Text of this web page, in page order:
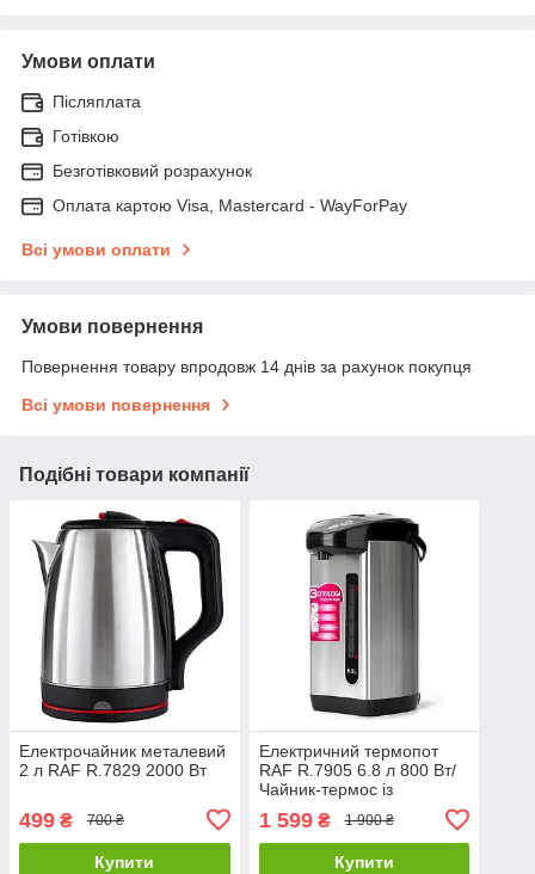
Умови оплати
Післяплата
Готівкою
Безготівковий розрахунок
Оплата картою Visa, Mastercard - WayForPay
Всі умови оплати
Умови повернення
Повернення товару впродовж 14 днів за рахунок покупця
Всі умови повернення
Подібні товари компанії
Електрочайник металевий
2 л RAF R.7829 2000 Вт
499 ₴ 700 ₴
Купити
Електричний термопот
RAF R.7905 6.8 л 800 Вт/
Чайник-термос із
1 599₴ 1 900 ₴
Купити